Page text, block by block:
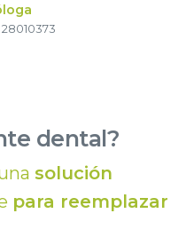
dental?
solución
para reemplazar